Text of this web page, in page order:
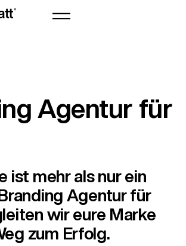
Agentur für
ist mehr als nur ein
Agentur für
wir eure Marke
zum Erfolg.